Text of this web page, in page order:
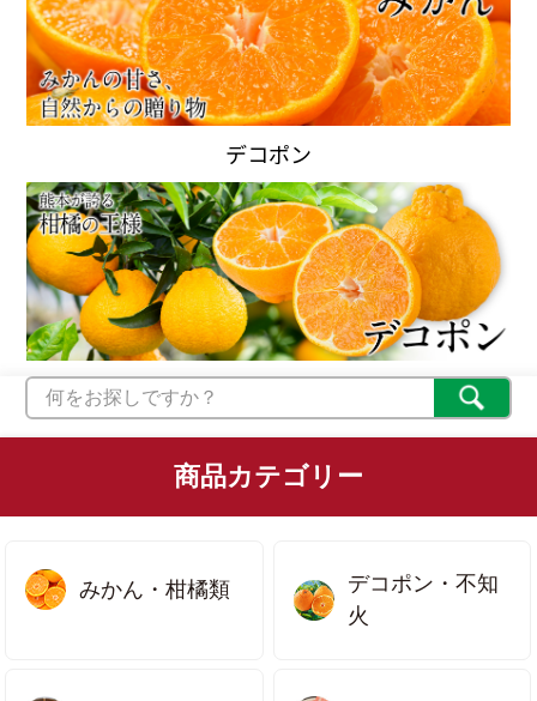
デコポン
商品カテゴリー
みかん・柑橘類
デコポン・不知
火